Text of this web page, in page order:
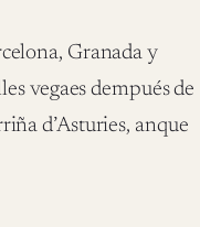
Granada y
vegaes dempués de
d’Asturies, anque